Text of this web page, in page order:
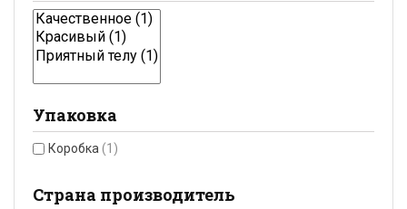
Упаковка
Коробка (1)
Страна производитель